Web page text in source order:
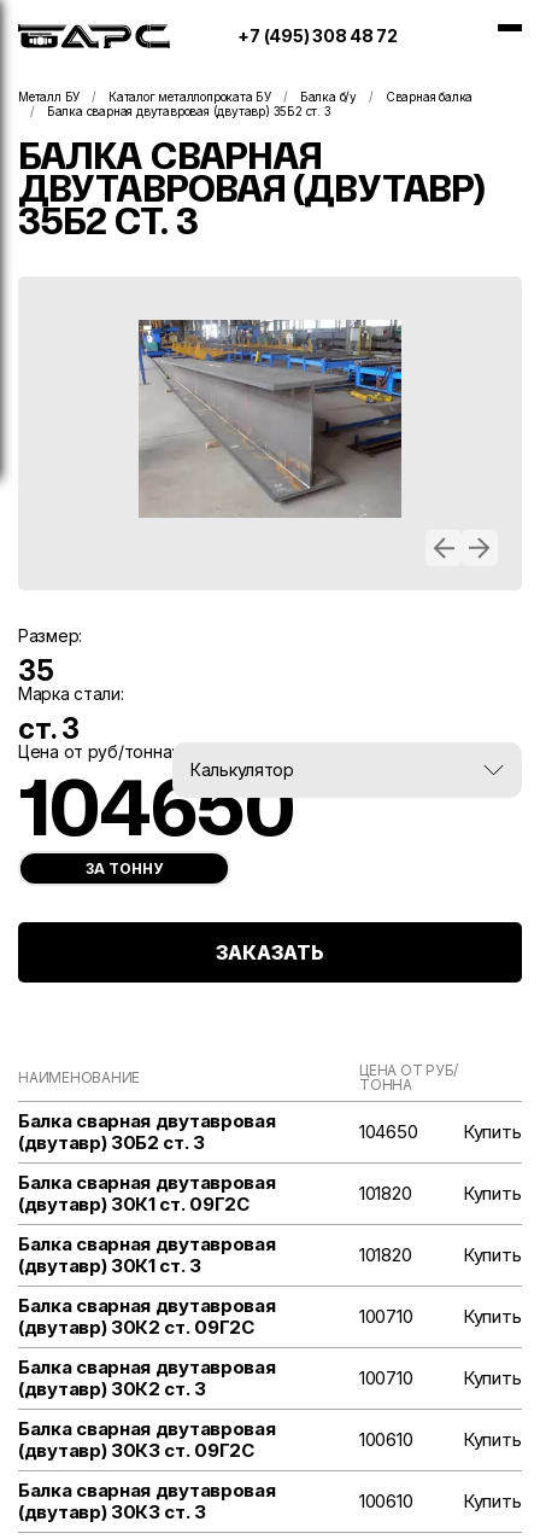
+7 (495) 308 48 72
Металл БУ Каталог металлопроката БУ Балка б/у
Сварная балка
Балка сварная двутавровая (двутавр) 35Б2 ст. 3
БАЛКА СВАРНАЯ
ДВУТАВРОВАЯ (ДВУТАВР)
35Б2 СТ. 3
Размер:
35
Марка стали:
ст. 3
Цена от руб/тонна:
104650
ЗА ТОННУ
Калькулятор
Вес, тн:
ЗАКАЗАТЬ
НАИМЕНОВАНИЕ
ЦЕНА ОТ РУБ/
ТОННА
Балка сварная двутавровая
(двутавр) 30Б2 ст. 3
104650 Купить
Балка сварная двутавровая
(двутавр) 30К1 ст. 09Г2С
101820 Купить
Балка сварная двутавровая
(двутавр) 30К1 ст. 3
101820 Купить
Балка сварная двутавровая
(двутавр) 30К2 ст. 09Г2С
100710 Купить
Балка сварная двутавровая
(двутавр) 30К2 ст. 3
100710 Купить
Балка сварная двутавровая
(двутавр) 30К3 ст. 09Г2С
100610 Купить
Балка сварная двутавровая
(двутавр) 30К3 ст. 3
100610 Купить